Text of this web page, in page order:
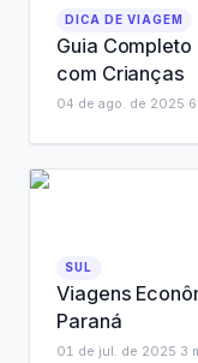
DICA DE VIAGEM
Guia
com Crianças
04 de ago. de 2025 6
SUL
Viagens
Paraná
01 de jul. de 2025 3